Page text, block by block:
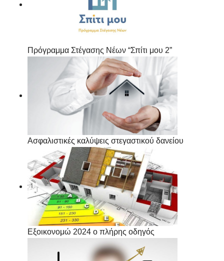
Πρόγραμμα Στέγασης Νέων “Σπίτι μου 2”
Ασφαλιστικές καλύψεις στεγαστικού δανείου
Εξοικονομώ 2024 ο πλήρης οδηγός